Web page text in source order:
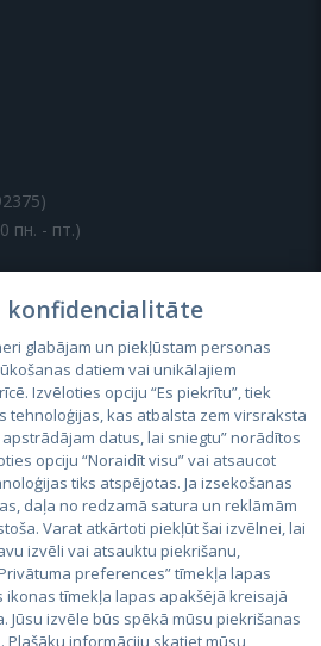
пн. - пт.)
konfidencialitāte
glabājam un piekļūstam personas
datiem vai unikālajiem
Izvēloties opciju “Es piekrītu”, tiek
tehnoloģijas, kas atbalsta zem virsraksta
datus, lai sniegtu” norādītos
opciju “Noraidīt visu” vai atsaucot
tiks atspējotas. Ja izsekošanas
daļa no redzamā satura un reklāmām
Varat atkārtoti piekļūt šai izvēlnei, lai
izvēli vai atsauktu piekrišanu,
preferences” tīmekļa lapas
ikonas tīmekļa lapas apakšējā kreisajā
Jūsu izvēle būs spēkā mūsu piekrišanas
Plašāku informāciju skatiet mūsu